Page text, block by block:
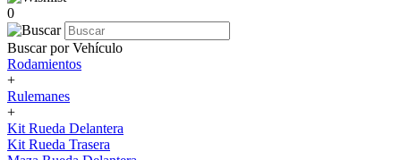
0
Buscar por Vehículo
Rodamientos
+
Rulemanes
+
Kit Rueda Delantera
Kit Rueda Trasera